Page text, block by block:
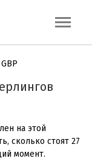
на этой
сколько стоят 27
момент.